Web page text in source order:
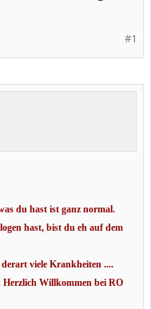
#1
du hast ist ganz normal.
hast, bist du eh auf dem
viele Krankheiten ....
Herzlich Willkommen bei RO